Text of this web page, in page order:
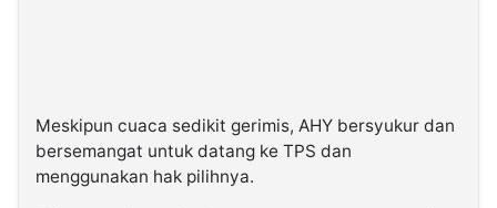
Meskipun cuaca sedikit gerimis, AHY bersyukur dan
bersemangat untuk datang ke TPS dan
menggunakan hak pilihnya.